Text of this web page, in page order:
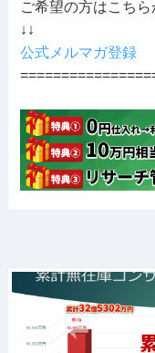
ご希望の方はこちら
↓↓
公式メルマガ登録